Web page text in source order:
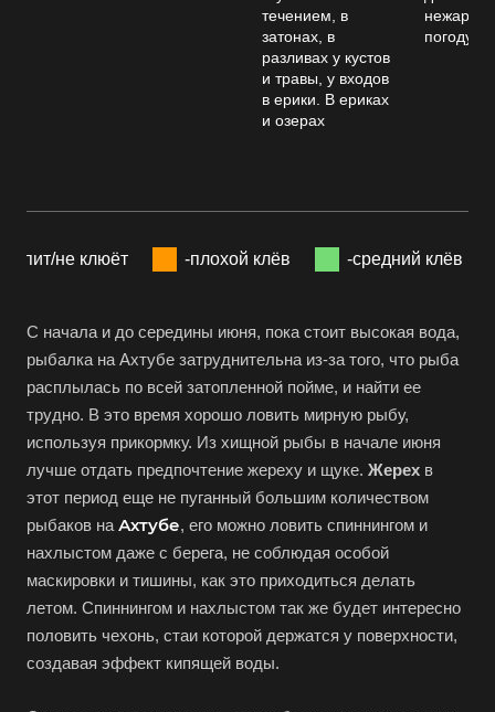
течением, в
затонах, в
разливах у кустов
и травы, у входов
в ерики. В ериках
и озерах
погоду
-спит/не клюёт -плохой клёв -средний клёв
С начала и до середины июня, пока стоит высокая вода,
рыбалка на Ахтубе затруднительна из-за того, что рыба
расплылась по всей затопленной пойме, и найти ее
трудно. В это время хорошо ловить мирную рыбу,
используя прикормку. Из хищной рыбы в начале июня
лучше отдать предпочтение жереху и щуке. Жерех в
этот период еще не пуганный большим количеством
рыбаков на Ахтубе, его можно ловить спиннингом и
нахлыстом даже с берега, не соблюдая особой
маскировки и тишины, как это приходиться делать
летом. Спиннингом и нахлыстом так же будет интересно
половить чехонь, стаи которой держатся у поверхности,
создавая эффект кипящей воды.